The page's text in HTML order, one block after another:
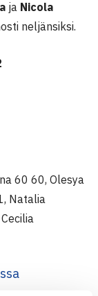
ja Nicola
neljänsiksi.
60 60, Olesya
Natalia